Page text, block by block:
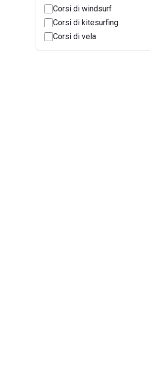
Corsi di windsurf
Corsi di kitesurfing
Corsi di vela